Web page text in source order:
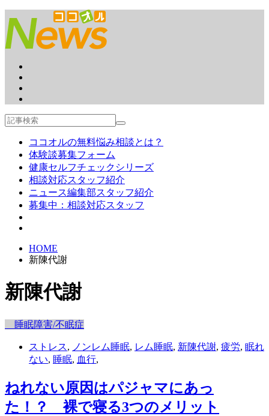
ココオルの無料悩み相談とは？
体験談募集フォーム
健康セルフチェックシリーズ
相談対応スタッフ紹介
ニュース編集部スタッフ紹介
募集中：相談対応スタッフ
HOME
新陳代謝
新陳代謝
睡眠障害/不眠症
ストレス, ノンレム睡眠, レム睡眠, 新陳代謝, 疲労, 眠れ
ない, 睡眠, 血行,
ねれない原因はパジャマにあっ
た！？ 裸で寝る3つのメリット